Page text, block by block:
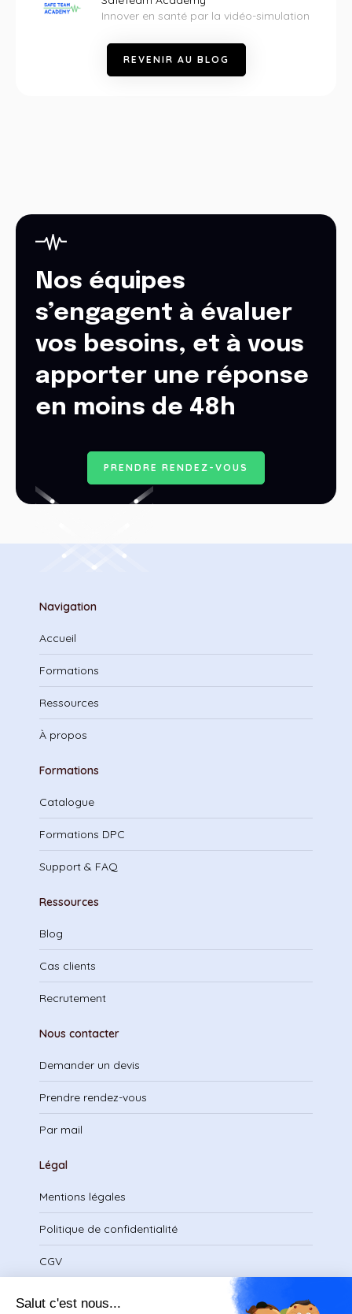
Innover en santé par la vidéo-simulation
RE VE NIR AU BLOG
Nos équipes
s’engagent à évaluer
vos besoins, et à vous
apporter une réponse
en moins de 48h
P RE ND RE RE ND E Z - VO US
Navigation
Accueil
Formations
Ressources
À propos
Formations
Catalogue
Formations DPC
Support & FAQ
Ressources
Blog
Cas clients
Recrutement
Nous contacter
Demander un devis
Prendre rendez-vous
Par mail
Légal
Mentions légales
Politique de confidentialité
CGV